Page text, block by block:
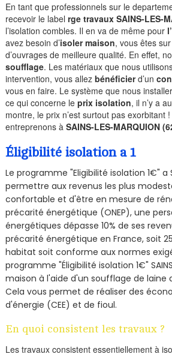
En tant que professionnels sur le
recevoir le labelrge travaux SAINS-LES-
l’isolation combles. Il en va de même pour
avez besoin d’isoler maison, vous êtes
d’ouvrages de meilleure qualité. En effet,
soufflage. Les matériaux que nous
intervention, vous allezbénéficierd’un
vous en faire. Le système que nous
ce qui concerne leprix isolation, il n’y a
montre, le prix n’est surtout pas exorbitant !
entreprenons àSAINS-LES-MARQUION
Éligibilité isolation a 1
Le programme "Eligibilité isolation 1€"
permettre aux revenus les plus
confortable et d'être en mesure de
précarité énergétique (ONEP), une
énergétiques dépasse 10% de ses
précarité énergétique en France, soit
habitat soit conforme aux normes
programme "Éligibilité isolation 1€"
maison à l'aide d'un soufflage de
Cela vous permet de réaliser des
d'énergie (CEE) et de fioul.
En quoi consistent les travaux ?
Les travaux consistent essentiellement à